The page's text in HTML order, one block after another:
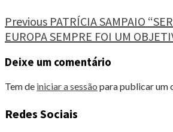
Continue
Reading
Previous PATRÍCIA SAMPAIO
EUROPA SEMPRE FOI UM
Deixe um comentário
Tem de iniciar a sessão para publicar um
Redes Sociais